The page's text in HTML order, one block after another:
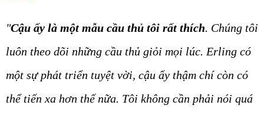
"Cậu ấy là một mẫu cầu thủ tôi rất thích. Chúng tôi
luôn theo dõi những cầu thủ giỏi mọi lúc. Erling có
một sự phát triển tuyệt vời, cậu ấy thậm chí còn có
thể tiến xa hơn thế nữa. Tôi không cần phải nói quá